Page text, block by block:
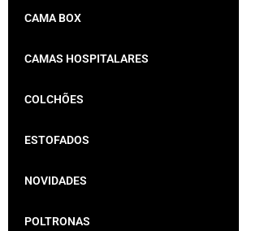
CAMA BOX
CAMAS HOSPITALARES
COLCHÕES
ESTOFADOS
NOVIDADES
POLTRONAS